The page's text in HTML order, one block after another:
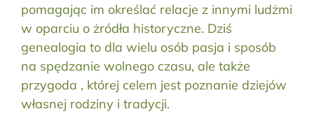
pomagając im określać relacje z innymi ludżmi
w oparciu o żródła historyczne. Dziś
genealogia to dla wielu osób pasja i sposób
na spędzanie wolnego czasu, ale także
przygoda , której celem jest poznanie dziejów
własnej rodziny i tradycji.